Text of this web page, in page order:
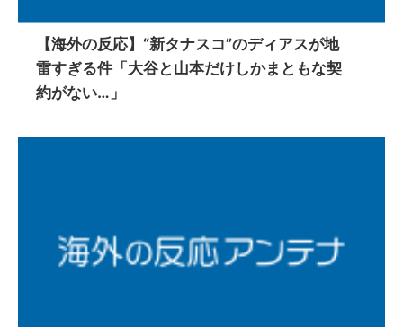
【海外の反応】“新タナスコ”のディアスが地
雷すぎる件「大谷と山本だけしかまともな契
約がない…」